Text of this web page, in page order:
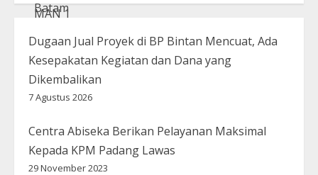
Dugaan Jual Proyek di BP Bintan Mencuat, Ada
Kesepakatan Kegiatan dan Dana yang
Dikembalikan
7 Agustus 2026
Centra Abiseka Berikan Pelayanan Maksimal
Kepada KPM Padang Lawas
29 November 2023